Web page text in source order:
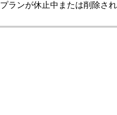
プランが休止中または削除さ